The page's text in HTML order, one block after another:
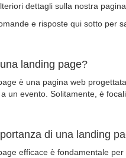
dettagli sulla nostra
e risposte qui sotto per
landing page?
è una pagina web
un evento. Solitamente, è
di una landing
efficace è fondamentale